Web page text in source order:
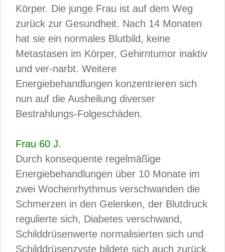
Körper. Die junge Frau ist auf dem Weg
zurück zur Gesundheit. Nach 14 Monaten
hat sie ein normales Blutbild, keine
Metastasen im Körper, Gehirntumor inaktiv
und ver-narbt. Weitere
Energiebehandlungen konzentrieren sich
nun auf die Ausheilung diverser
Bestrahlungs-Folgeschäden.
Frau 60 J.
Durch konsequente regelmäßige
Energiebehandlungen über 10 Monate im
zwei Wochenrhythmus verschwanden die
Schmerzen in den Gelenken, der Blutdruck
regulierte sich, Diabetes verschwand,
Schilddrüsenwerte normalisierten sich und
Schilddrüsenzyste bildete sich auch zurück.